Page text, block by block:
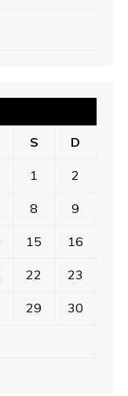
S D
1 2
8 9
15 16
22 23
29 30